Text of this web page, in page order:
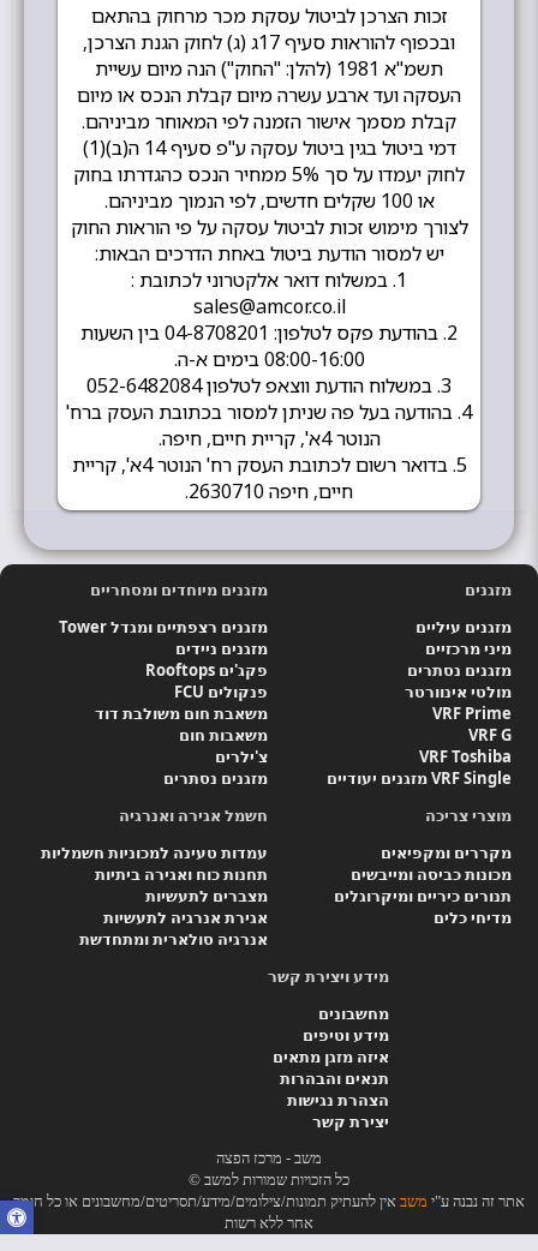
זכות הצרכן לביטול עסקת מכר מרחוק בהתאם
ובכפוף להוראות סעיף 17ג (ג) לחוק הגנת הצרכן,
תשמ"א 1981 (להלן: "החוק") הנה מיום עשיית
העסקה ועד ארבע עשרה מיום קבלת הנכס או מיום
קבלת מסמך אישור הזמנה לפי המאוחר מביניהם.
דמי ביטול בגין ביטול עסקה ע"פ סעיף 14 ה(ב)(1)
לחוק יעמדו על סך 5% ממחיר הנכס כהגדרתו בחוק
או 100 שקלים חדשים, לפי הנמוך מביניהם.
לצורך מימוש זכות לביטול עסקה על פי הוראות החוק
יש למסור הודעת ביטול באחת הדרכים הבאות:
1. במשלוח דואר אלקטרוני לכתובת :
sales@amcor.co.il
2. בהודעת פקס לטלפון: 04-8708201 בין השעות
08:00-16:00 בימים א-ה.
3. במשלוח הודעת ווצאפ לטלפון 052-6482084
4. בהודעה בעל פה שניתן למסור בכתובת העסק ברח'
הנוטר 4א', קריית חיים, חיפה.
5. בדואר רשום לכתובת העסק רח' הנוטר 4א', קריית
חיים, חיפה 2630710.
מזגנים
מזגנים עיליים
מיני מרכזיים
מזגנים נסתרים
מולטי אינוורטר
VRF Prime
VRF G
VRF Toshiba
VRF Single מזגנים יעודיים
מזגנים מיוחדים ומסחריים
מזגנים רצפתיים ומגדל Tower
מזגנים ניידים
פקג'ים Rooftops
פנקולים FCU
משאבת חום משולבת דוד
משאבות חום
צ'ילרים
מזגנים נסתרים
מוצרי צריכה
מקררים ומקפיאים
מכונות כביסה ומייבשים
תנורים כיריים ומיקרוגלים
מדיחי כלים
חשמל אגירה ואנרגיה
עמדות טעינה למכוניות חשמליות
תחנות כוח ואגירה ביתיות
מצברים לתעשיות
אגירת אנרגיה לתעשיות
אנרגיה סולארית ומתחדשת
מידע ויצירת קשר
מחשבונים
מידע וטיפים
איזה מזגן מתאים
תנאים והבהרות
הצהרת נגישות
יצירת קשר
משב - מרכז הפצה
כל הזכויות שמורות למשב ©
אתר זה נבנה ע"י משב אין להעתיק תמונות/צילומים/מידע/תסריטים/מחשבונים או כל חומר
אחר ללא רשות